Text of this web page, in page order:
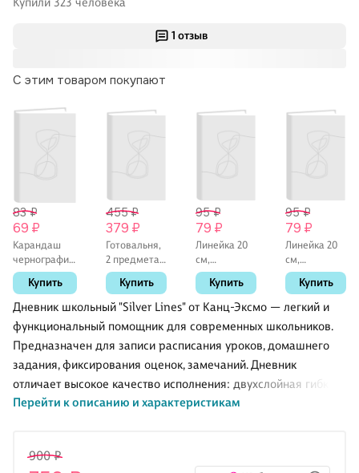
1 отзыв
Дневник школьный "Silver Lines" от Канц-Эксмо — легкий и
функциональный помощник для современных школьников.
Предназначен для записи расписания уроков, домашнего
задания, фиксирования оценок, замечаний. Дневник
отличает высокое качество исполнения: двухслойная гибкая
обложка из искусственной кожи с эффектом "soft-touch", что
контрастно мерцает на однотонном фоне , тонированные
Перейти к описанию и характеристикам
С этим товаром покупают
83 ₽
69 ₽
Карандаш
чернографитный
«Таблица
умножения»,
HB
Купить
455 ₽
379 ₽
Готовальня,
2 предмета,
GoodMark
Купить
95 ₽
79 ₽
Линейка 20
см,
пластиковая
«Neon»,
GoodMark
Купить
95 ₽
79 ₽
Линейка 20
см,
пластиковая,
GoodMark
Купить
900 ₽